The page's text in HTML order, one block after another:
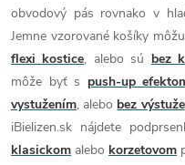
obvodový pás rovnako v
Jemne vzorované košíky
flexi kostice, alebo sú bez
môže byť s push-up
vystužením, alebo bez výstuže
iBielizen.sk nájdete
klasickom alebo korzetovom